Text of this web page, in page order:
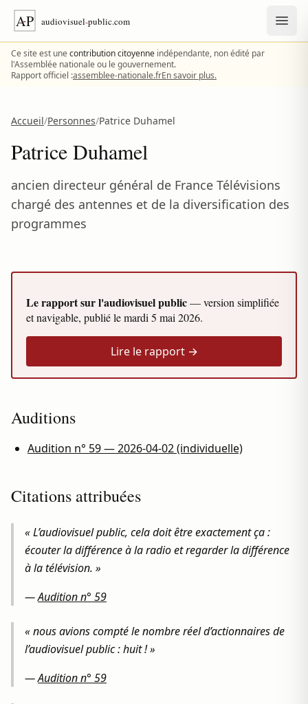
Aller au contenu
Ce site est unecontribution citoyenne indépendante, non édité par
l'Assemblée nationale ou le gouvernement.
Rapport officiel :assemblee-nationale.frEn savoir plus.
Accueil/Personnes/Patrice Duhamel
Patrice Duhamel
ancien directeur général de France Télévisions
chargé des antennes et de la diversification des
programmes
Le rapport sur l'audiovisuel public— version simplifiée
et navigable, publié lemardi 5 mai 2026.
Lire le rapport →
Auditions
Audition n° 59 — 2026-04-02 (individuelle)
Citations attribuées
« L’audiovisuel public, cela doit être exactement ça :
écouter la différence à la radio et regarder la différence
à la télévision. »
—Audition n° 59
« nous avions compté le nombre réel d’actionnaires de
l’audiovisuel public : huit ! »
—Audition n° 59